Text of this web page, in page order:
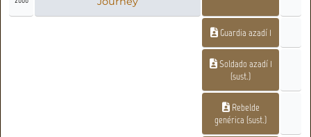
Guardia azadí 1
Soldado azadí 1
(sust.)
Rebelde
genérica (sust.)